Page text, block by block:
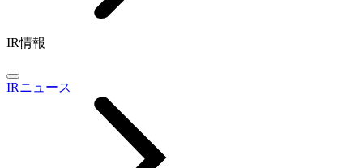
IR情報
IRニュース